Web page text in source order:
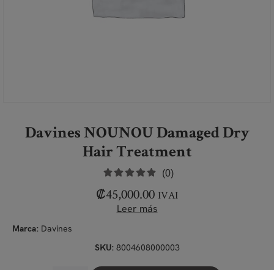
Davines NOUNOU Damaged Dry
Hair Treatment
(0)
₡45,000.00 IVAI
Leer más
Marca: Davines
SKU: 8004608000003